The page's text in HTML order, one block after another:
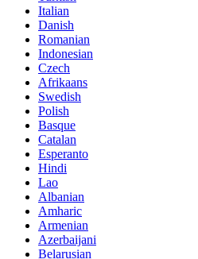
Italian
Danish
Romanian
Indonesian
Czech
Afrikaans
Swedish
Polish
Basque
Catalan
Esperanto
Hindi
Lao
Albanian
Amharic
Armenian
Azerbaijani
Belarusian